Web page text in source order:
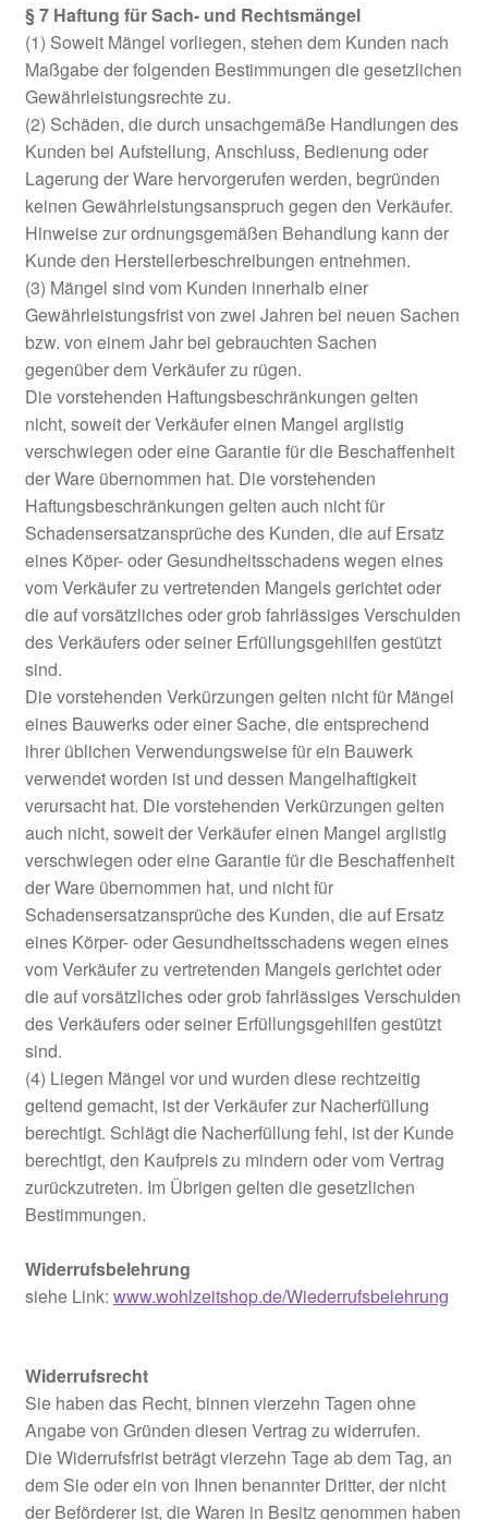
§ 7 Haftung für Sach- und Rechtsmängel
(1) Soweit Mängel vorliegen, stehen dem Kunden nach
Maßgabe der folgenden Bestimmungen die gesetzlichen
Gewährleistungsrechte zu.
(2) Schäden, die durch unsachgemäße Handlungen des
Kunden bei Aufstellung, Anschluss, Bedienung oder
Lagerung der Ware hervorgerufen werden, begründen
keinen Gewährleistungsanspruch gegen den Verkäufer.
Hinweise zur ordnungsgemäßen Behandlung kann der
Kunde den Herstellerbeschreibungen entnehmen.
(3) Mängel sind vom Kunden innerhalb einer
Gewährleistungsfrist von zwei Jahren bei neuen Sachen
bzw. von einem Jahr bei gebrauchten Sachen
gegenüber dem Verkäufer zu rügen.
Die vorstehenden Haftungsbeschränkungen gelten
nicht, soweit der Verkäufer einen Mangel arglistig
verschwiegen oder eine Garantie für die Beschaffenheit
der Ware übernommen hat. Die vorstehenden
Haftungsbeschränkungen gelten auch nicht für
Schadensersatzansprüche des Kunden, die auf Ersatz
eines Köper- oder Gesundheitsschadens wegen eines
vom Verkäufer zu vertretenden Mangels gerichtet oder
die auf vorsätzliches oder grob fahrlässiges Verschulden
des Verkäufers oder seiner Erfüllungsgehilfen gestützt
sind.
Die vorstehenden Verkürzungen gelten nicht für Mängel
eines Bauwerks oder einer Sache, die entsprechend
ihrer üblichen Verwendungsweise für ein Bauwerk
verwendet worden ist und dessen Mangelhaftigkeit
verursacht hat. Die vorstehenden Verkürzungen gelten
auch nicht, soweit der Verkäufer einen Mangel arglistig
verschwiegen oder eine Garantie für die Beschaffenheit
der Ware übernommen hat, und nicht für
Schadensersatzansprüche des Kunden, die auf Ersatz
eines Körper- oder Gesundheitsschadens wegen eines
vom Verkäufer zu vertretenden Mangels gerichtet oder
die auf vorsätzliches oder grob fahrlässiges Verschulden
des Verkäufers oder seiner Erfüllungsgehilfen gestützt
sind.
(4) Liegen Mängel vor und wurden diese rechtzeitig
geltend gemacht, ist der Verkäufer zur Nacherfüllung
berechtigt. Schlägt die Nacherfüllung fehl, ist der Kunde
berechtigt, den Kaufpreis zu mindern oder vom Vertrag
zurückzutreten. Im Übrigen gelten die gesetzlichen
Bestimmungen.
Widerrufsbelehrung
siehe Link: www.wohlzeitshop.de/Wiederrufsbelehrung
Widerrufsrecht
Sie haben das Recht, binnen vierzehn Tagen ohne
Angabe von Gründen diesen Vertrag zu widerrufen.
Die Widerrufsfrist beträgt vierzehn Tage ab dem Tag, an
dem Sie oder ein von Ihnen benannter Dritter, der nicht
der Beförderer ist, die Waren in Besitz genommen haben